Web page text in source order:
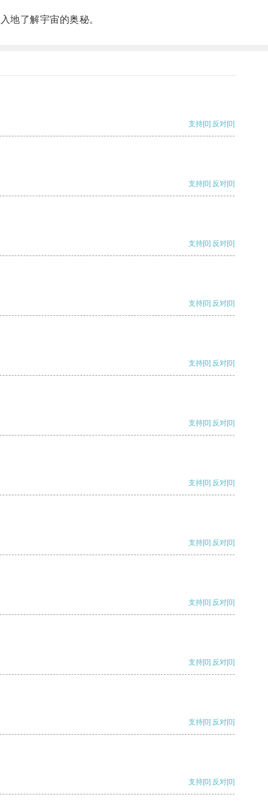
地了解宇宙的奥秘。
支持[0] 反对[0]
支持[0] 反对[0]
支持[0] 反对[0]
支持[0] 反对[0]
支持[0] 反对[0]
支持[0] 反对[0]
支持[0] 反对[0]
支持[0] 反对[0]
支持[0] 反对[0]
支持[0] 反对[0]
支持[0] 反对[0]
支持[0] 反对[0]